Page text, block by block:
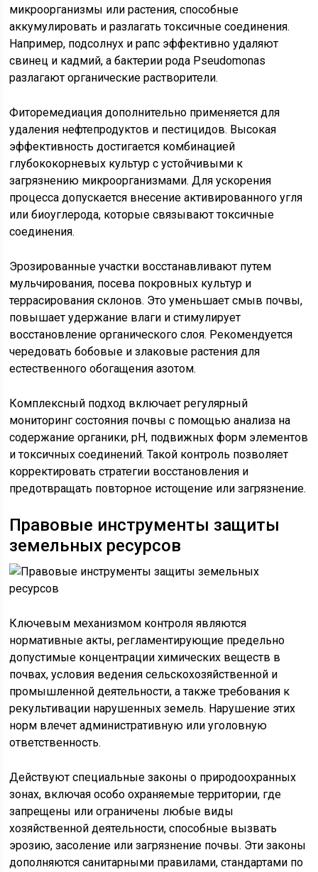
микроорганизмы или растения, способные
аккумулировать и разлагать токсичные соединения.
Например, подсолнух и рапс эффективно удаляют
свинец и кадмий, а бактерии рода Pseudomonas
разлагают органические растворители.
Фиторемедиация дополнительно применяется для
удаления нефтепродуктов и пестицидов. Высокая
эффективность достигается комбинацией
глубококорневых культур с устойчивыми к
загрязнению микроорганизмами. Для ускорения
процесса допускается внесение активированного угля
или биоуглерода, которые связывают токсичные
соединения.
Эрозированные участки восстанавливают путем
мульчирования, посева покровных культур и
террасирования склонов. Это уменьшает смыв почвы,
повышает удержание влаги и стимулирует
восстановление органического слоя. Рекомендуется
чередовать бобовые и злаковые растения для
естественного обогащения азотом.
Комплексный подход включает регулярный
мониторинг состояния почвы с помощью анализа на
содержание органики, pH, подвижных форм элементов
и токсичных соединений. Такой контроль позволяет
корректировать стратегии восстановления и
предотвращать повторное истощение или загрязнение.
Правовые инструменты защиты
земельных ресурсов
Ключевым механизмом контроля являются
нормативные акты, регламентирующие предельно
допустимые концентрации химических веществ в
почвах, условия ведения сельскохозяйственной и
промышленной деятельности, а также требования к
рекультивации нарушенных земель. Нарушение этих
норм влечет административную или уголовную
ответственность.
Действуют специальные законы о природоохранных
зонах, включая особо охраняемые территории, где
запрещены или ограничены любые виды
хозяйственной деятельности, способные вызвать
эрозию, засоление или загрязнение почвы. Эти законы
дополняются санитарными правилами, стандартами по